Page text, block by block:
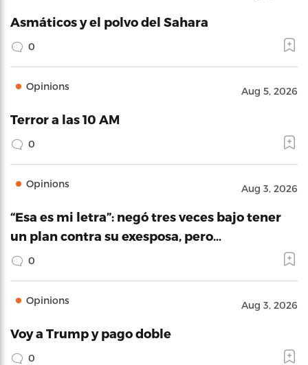
Asmáticos y el polvo del Sahara
0
Opinions Aug 5, 2026
Terror a las 10 AM
0
Opinions Aug 3, 2026
“Esa es mi letra”: negó tres veces bajo tener
un plan contra su exesposa, pero…
0
Opinions Aug 3, 2026
Voy a Trump y pago doble
0